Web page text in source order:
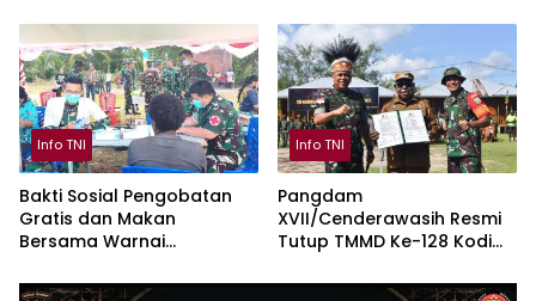
Info TNI
Bakti Sosial Pengobatan
Gratis dan Makan
Bersama Warnai
Info TNI
Pangdam
XVII/Cenderawasih Resmi
Tutup TMMD Ke-128 Kodim
Keakwa